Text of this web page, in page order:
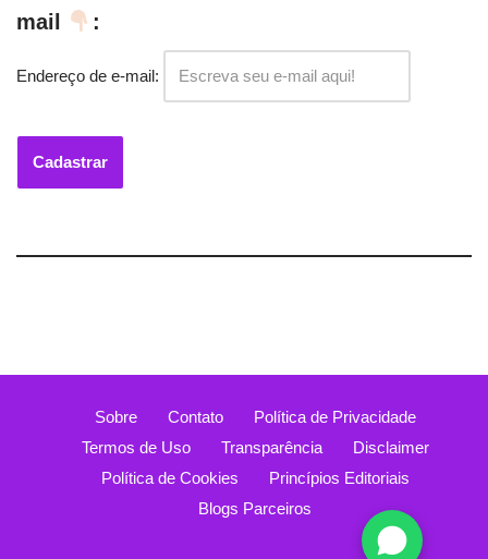
mail
:
Endereço de e-mail:
Sobre Contato
Política de Privacidade
Termos de Uso
Transparência
Disclaimer
Política de Cookies
Princípios Editoriais
Blogs Parceiros